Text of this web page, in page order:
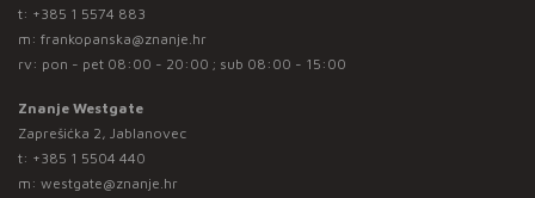
t: +385 1 5574 883
m: frankopanska@znanje.hr
rv: pon - pet 08:00 - 20:00 ; sub 08:00 - 15:00
Znanje Westgate
Zaprešićka 2, Jablanovec
t: +385 1 5504 440
m: westgate@znanje.hr